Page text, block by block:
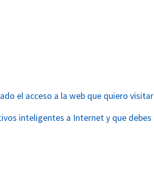
el acceso a la web que quiero visitar
inteligentes a Internet y que debes